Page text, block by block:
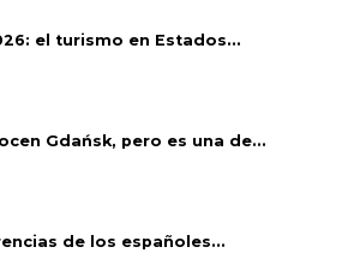
el turismo en Estados...
Gdańsk, pero es una de...
de los españoles...